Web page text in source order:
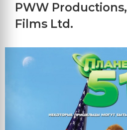
PWW Productions,
Films Ltd.